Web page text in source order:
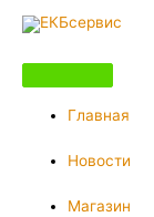
Перейти
содержимому
Главная
Новости
Магазин